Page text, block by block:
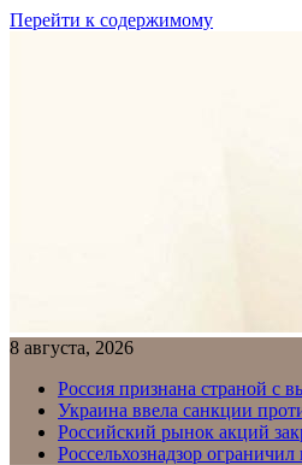
Перейти к содержимому
8 августа, 2026
Россия признана страной с
Украина ввела санкции
Российский рынок акций
Россельхознадзор